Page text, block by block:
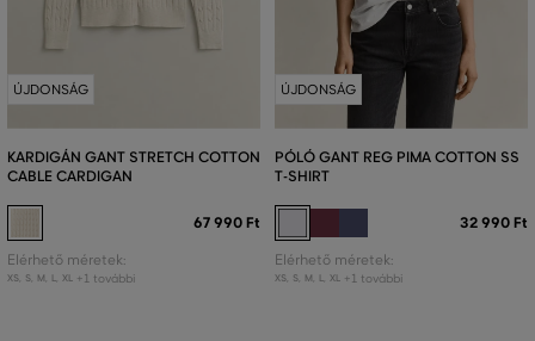
ÚJDONSÁG
KARDIGÁN GANT STRETCH COTTON
CABLE CARDIGAN
67 990 Ft
Elérhető méretek:
XS, S, M L, XL +1 további
ÚJDONSÁG
PÓLÓ GANT REG PIMA COTTON SS
T-SHIRT
32 990 Ft
Elérhető méretek:
XS, S, M L, XL +1 további